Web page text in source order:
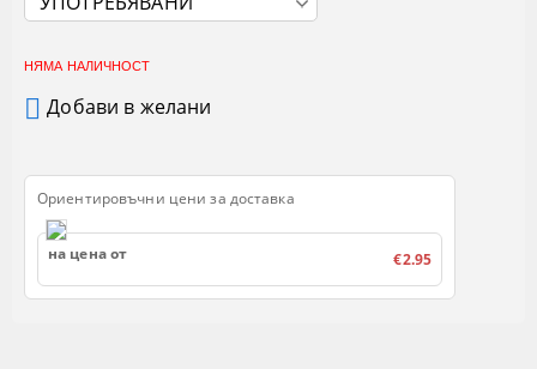
НЯМА НАЛИЧНОСТ
Добави в желани
Ориентировъчни цени за доставка
на цена от €2.95